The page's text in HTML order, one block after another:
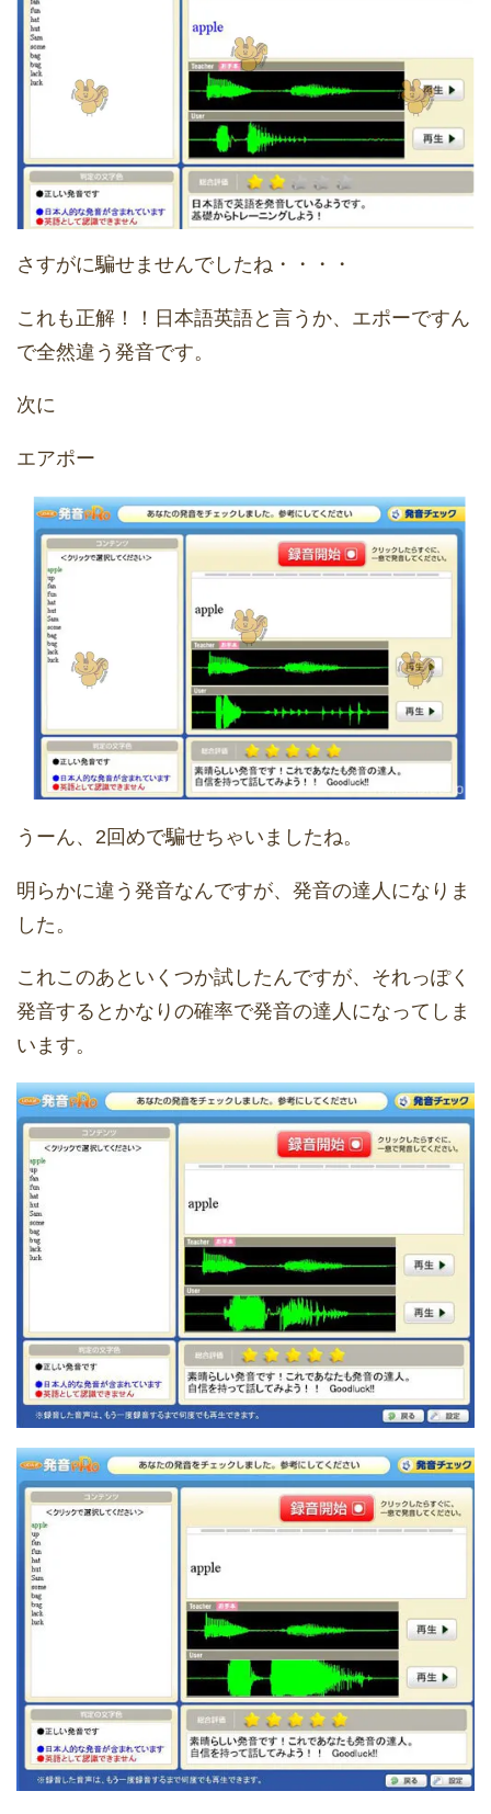
さすがに騙せませんでしたね・・・・
これも正解！！日本語英語と言うか、エポーですん
で全然違う発音です。
次に
エアポー
うーん、2回めで騙せちゃいましたね。
明らかに違う発音なんですが、発音の達人になりま
した。
これこのあといくつか試したんですが、それっぽく
発音するとかなりの確率で発音の達人になってしま
います。